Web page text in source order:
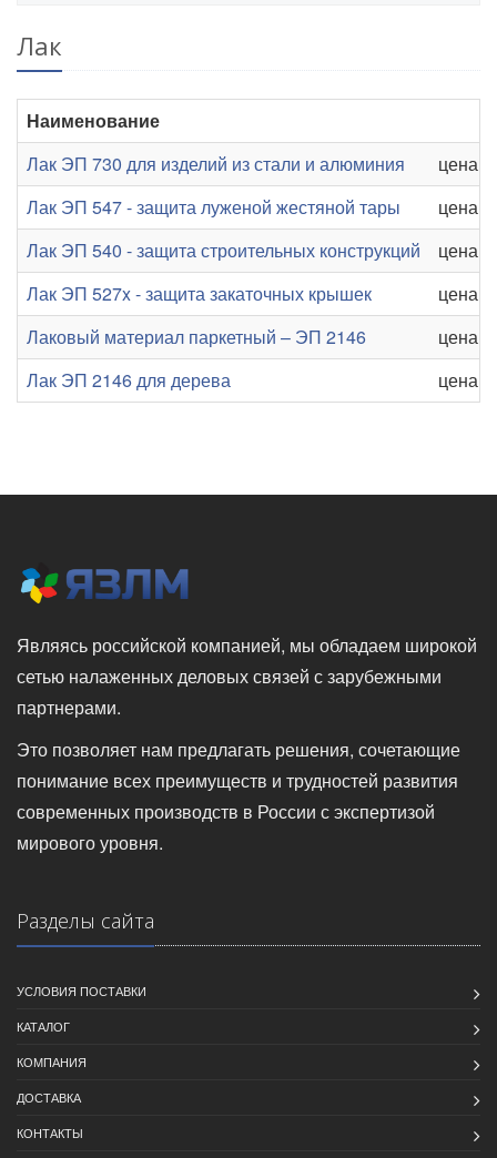
Лак
Наименование
Лак ЭП 730 для изделий из стали и алюминия
цена
Лак ЭП 547 - защита луженой жестяной тары
цена
Лак ЭП 540 - защита строительных конструкций
цена
Лак ЭП 527x - защита закаточных крышек
цена
Лаковый материал паркетный – ЭП 2146
цена
Лак ЭП 2146 для дерева
цена
Являясь российской компанией, мы обладаем широкой
сетью налаженных деловых связей с зарубежными
партнерами.
Это позволяет нам предлагать решения, сочетающие
понимание всех преимуществ и трудностей развития
современных производств в России с экспертизой
мирового уровня.
Разделы сайта
УСЛОВИЯ ПОСТАВКИ
КАТАЛОГ
КОМПАНИЯ
ДОСТАВКА
КОНТАКТЫ